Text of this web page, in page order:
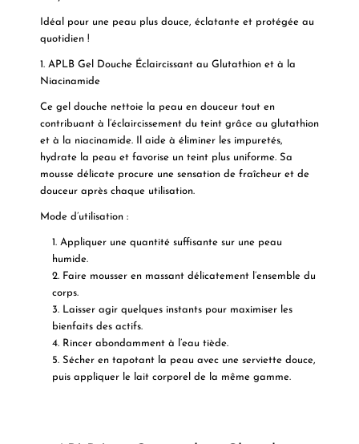
Idéal pour une peau plus douce, éclatante et protégée au
quotidien !
1. APLB Gel Douche Éclaircissant au Glutathion et à la
Niacinamide
Ce gel douche nettoie la peau en douceur tout en
contribuant à l’éclaircissement du teint grâce au glutathion
et à la niacinamide. Il aide à éliminer les impuretés,
hydrate la peau et favorise un teint plus uniforme. Sa
mousse délicate procure une sensation de fraîcheur et de
douceur après chaque utilisation.
Mode d’utilisation :
Appliquer une quantité suffisante sur une peau
humide.
Faire mousser en massant délicatement l’ensemble du
corps.
Laisser agir quelques instants pour maximiser les
bienfaits des actifs.
Rincer abondamment à l’eau tiède.
Sécher en tapotant la peau avec une serviette douce,
puis appliquer le lait corporel de la même gamme.